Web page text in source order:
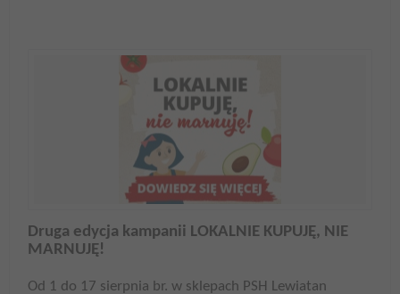
Druga edycja kampanii LOKALNIE KUPUJĘ, NIE
MARNUJĘ!
Od 1 do 17 sierpnia br. w sklepach PSH Lewiatan